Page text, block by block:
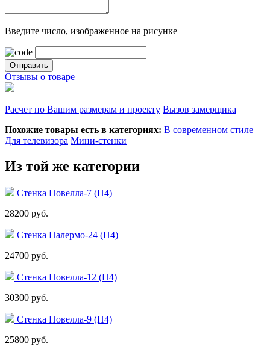
Введите число, изображенное на рисунке
Отзывы о товаре
Расчет по Вашим размерам и проекту Вызов замерщика
Похожие товары есть в категориях: В современном стиле
Для телевизора Мини-стенки
Из той же категории
Стенка Новелла-7 (Н4)
28200 руб.
Стенка Палермо-24 (Н4)
24700 руб.
Стенка Новелла-12 (Н4)
30300 руб.
Стенка Новелла-9 (Н4)
25800 руб.